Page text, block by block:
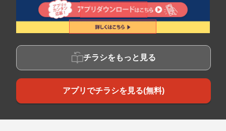
チラシをもっと見る
アプリでチラシを見る(無料)